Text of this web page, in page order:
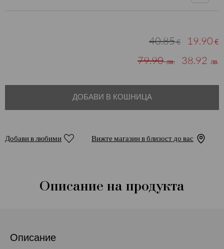
40.85€ 19.90 €
79.90лв. 38.92 лв.
ДОБАВИ В КОШНИЦА
Добави в любими Вижте магазин в близост до вас
Описание на продукта
Описание